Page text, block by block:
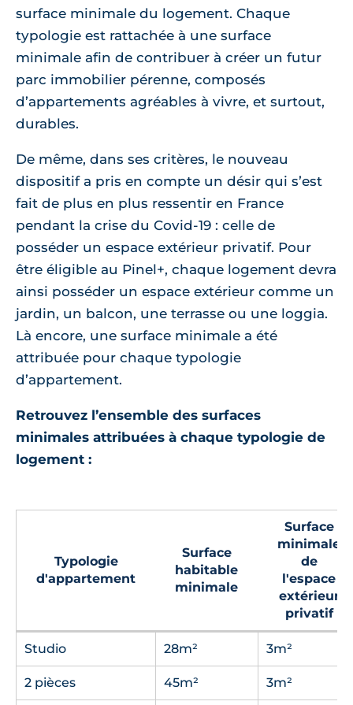
surface minimale du logement. Chaque
typologie est rattachée à une surface
minimale afin de contribuer à créer un futur
parc immobilier pérenne, composés
d’appartements agréables à vivre, et surtout,
durables.
De même, dans ses critères, le nouveau
dispositif a pris en compte un désir qui s’est
fait de plus en plus ressentir en France
pendant la crise du Covid-19 : celle de
posséder un espace extérieur privatif. Pour
être éligible au Pinel+, chaque logement devra
ainsi posséder un espace extérieur comme un
jardin, un balcon, une terrasse ou une loggia.
Là encore, une surface minimale a été
attribuée pour chaque typologie
d’appartement.
Retrouvez l’ensemble des surfaces
minimales attribuées à chaque typologie de
logement :
Typologie
d'appartement
Surface
habitable
minimale
Surface
minimale
de
l'espace
extérieur
privatif
Studio 28m² 3m²
2 pièces 45m² 3m²